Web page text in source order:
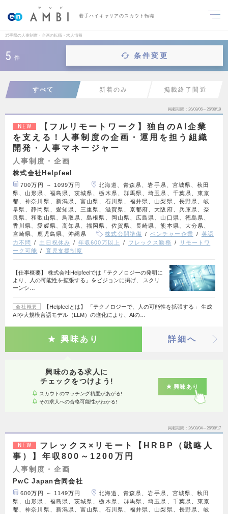
若手ハイキャリアのスカウト転職
岩手県の人事制度・企画の転職・求人情報
5 件 条件変更
すべて 新着のみ 掲載終了間近
掲載期間 26/08/06～26/08/19
NEW
【フルリモートワーク】独自のAI企業
を支える！人事制度の企画・運用を担う組織
開発・人事マネージャー
人事制度・企画
株式会社Helpfeel
700万円 ～ 1099万円
北海道、青森県、岩手県、宮城県、秋田
県、山形県、福島県、茨城県、栃木県、群馬県、埼玉県、千葉県、東京
都、神奈川県、新潟県、富山県、石川県、福井県、山梨県、長野県、岐
阜県、静岡県、愛知県、三重県、滋賀県、京都府、大阪府、兵庫県、奈
良県、和歌山県、鳥取県、島根県、岡山県、広島県、山口県、徳島県、
香川県、愛媛県、高知県、福岡県、佐賀県、長崎県、熊本県、大分県、
宮崎県、鹿児島県、沖縄県
株式公開準備 ベンチャー企業
英語
力不問
土日祝休み 年収600万以上 フレックス勤務
リモートワ
ーク可能
育児支援制度
【仕事概要】 株式会社Helpfeelでは「テクノロジーの発明に
より、人の可能性を拡張する」をビジョンに掲げ、 スクリ
ーンシ…
会社概要
【Helpfeelとは】 「テクノロジーで、人の可能性を拡張する」 生成
AIや大規模言語モデル（LLM）の進化により、AIの…
興味あり 詳細へ
興味のある求人に
チェックをつけよう!
スカウトのマッチング精度があがる!
その求人への合格可能性がわかる!
興味あり
掲載期間 26/08/04～26/08/17
NEW
フレックス×リモート【HRBP（戦略人
事）】年収800～1200万円
人事制度・企画
PwC Japan合同会社
600万円 ～ 1149万円
北海道、青森県、岩手県、宮城県、秋田
県、山形県、福島県、茨城県、栃木県、群馬県、埼玉県、千葉県、東京
都、神奈川県、新潟県、富山県、石川県、福井県、山梨県、長野県、岐